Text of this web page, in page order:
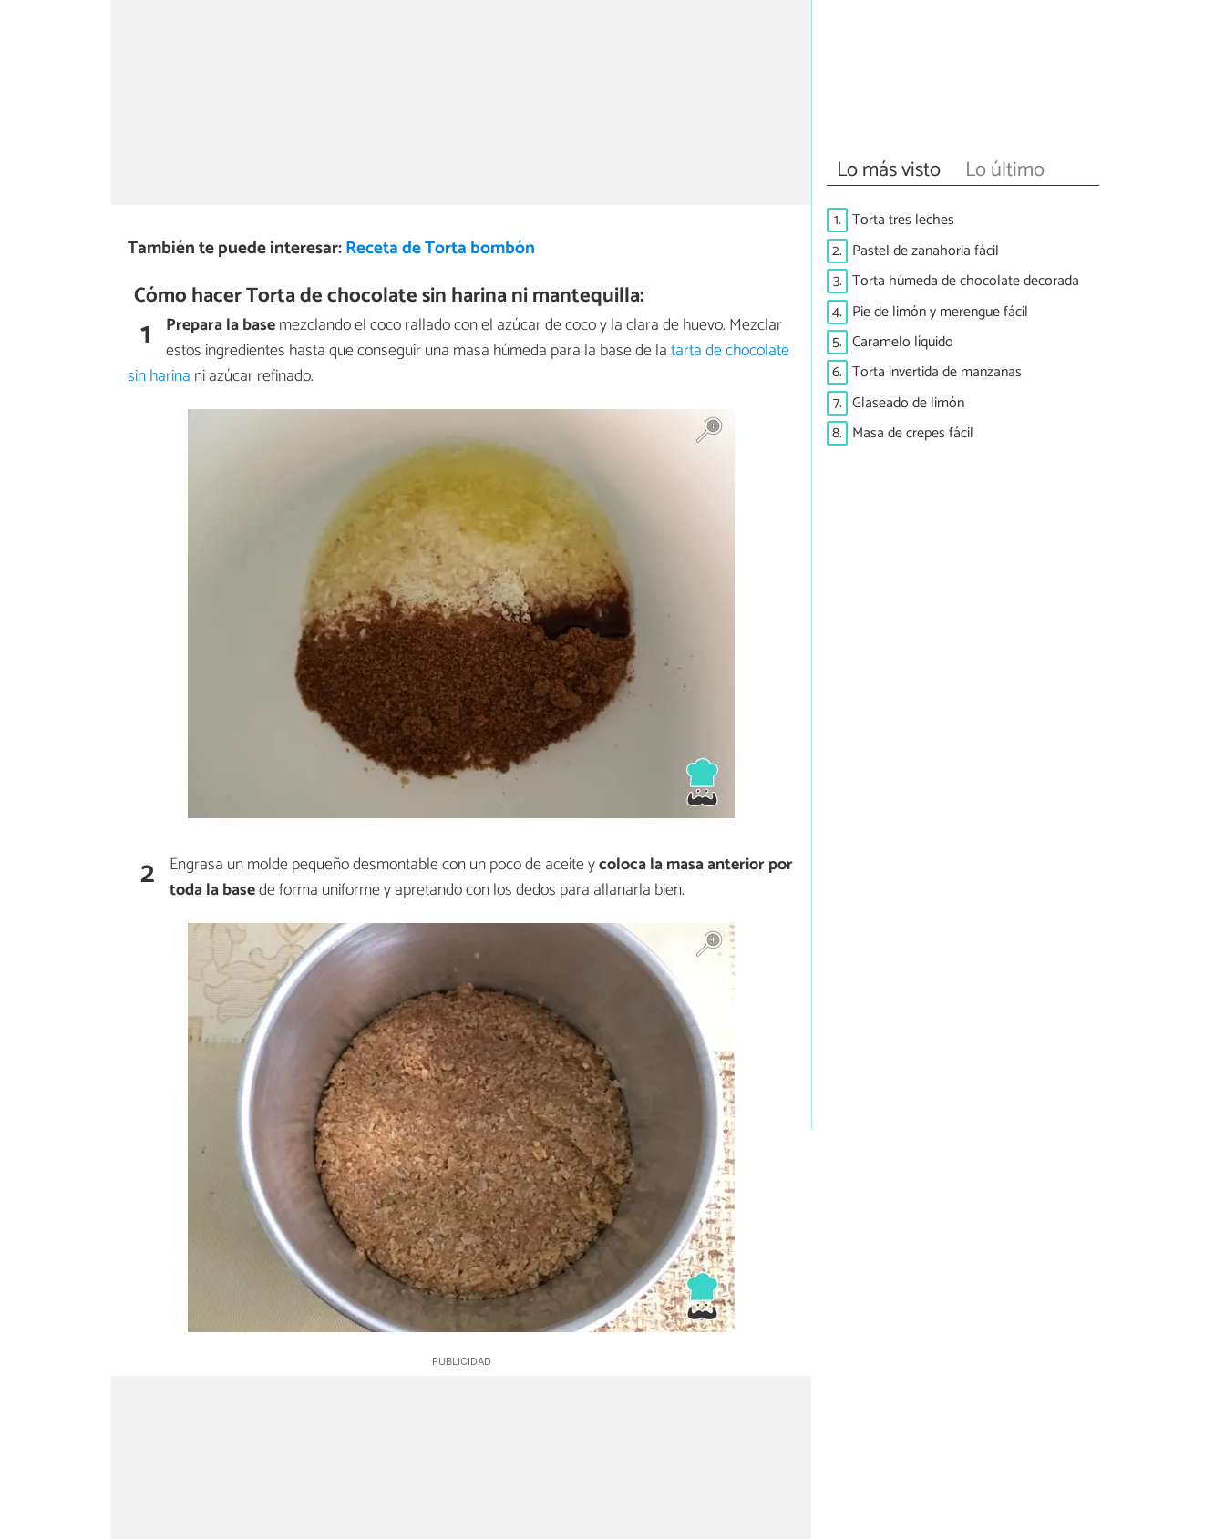
También te puede interesar:Receta de Torta bombón
Cómo hacer Torta de chocolate sin harina ni mantequilla:
1 Prepara la basemezclando el coco rallado con el azúcar de coco y la clara de huevo. Mezclar
estos ingredientes hasta que conseguir una masa húmeda para la base de latarta de chocolate
sin harina ni azúcar refinado.
2 Engrasa un molde pequeño desmontable con un poco de aceite ycoloca la masa anterior por
toda la basede forma uniforme y apretando con los dedos para allanarla bien.
Lo más visto Lo último
1. Torta tres leches
2. Pastel de zanahoria fácil
3. Torta húmeda de chocolate decorada
4. Pie de limón y merengue fácil
5. Caramelo líquido
6. Torta invertida de manzanas
7. Glaseado de limón
8. Masa de crepes fácil